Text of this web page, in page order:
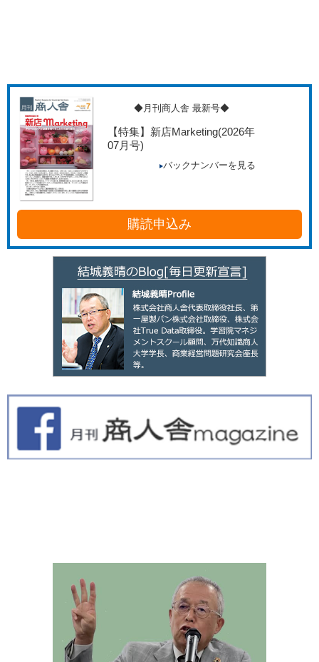
◆月刊商人舎 最新号◆
【特集】新店Marketing(2026年
07月号)
バックナンバーを見る
購読申込み